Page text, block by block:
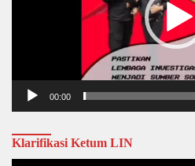
00:00
Klarifikasi Ketum LIN